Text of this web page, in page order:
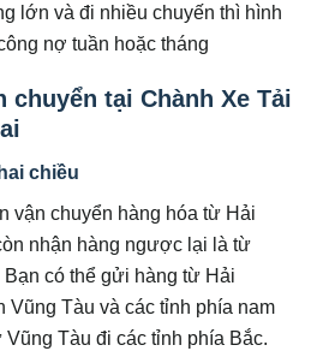
lớn và đi nhiều chuyến thì hình
nợ tuần hoặc tháng
chuyển tại Chành Xe Tải
chiều
vận chuyển hàng hóa từ Hải
nhận hàng ngược lại là từ
có thể gửi hàng từ Hải
Vũng Tàu và các tỉnh phía nam
Tàu đi các tỉnh phía Bắc.